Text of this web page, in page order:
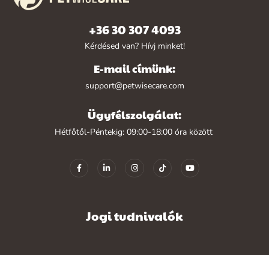
+36 30 307 4093
Kérdésed van? Hívj minket!
E-mail címünk:
support@petwisecare.com
Ügyfélszolgálat:
Hétfőtől-Péntekig: 09:00-18:00 óra között
Jogi tudnivalók